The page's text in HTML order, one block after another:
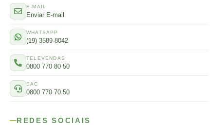
E-MAIL
Enviar E-mail
WHATSAPP
(19) 3589-8042
TELEVENDAS
0800 770 80 50
SAC
0800 770 70 50
REDES SOCIAIS